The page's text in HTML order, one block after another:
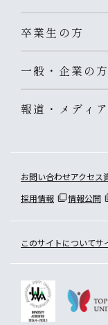
卒業生の方
一般・企業の方
報道・メディ
お問い合わせアクセス
採用情報
情報公開
このサイトについてサ